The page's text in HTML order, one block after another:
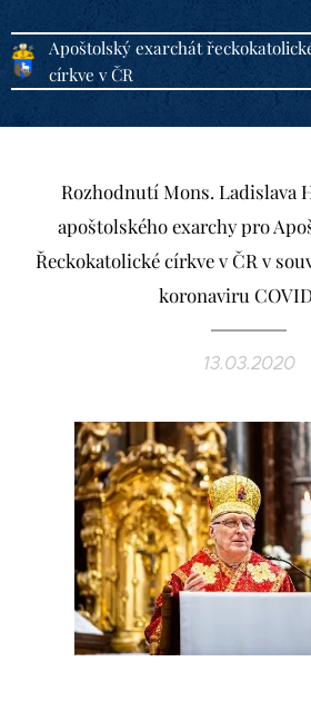
Apoštolský exarchát
církve v ČR
Rozhodnutí Mons. Ladislava
apoštolského exarchy pro
Řeckokatolické církve v ČR v
koronaviru
13.03.2020